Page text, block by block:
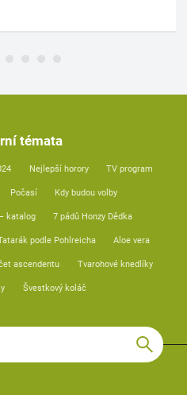
témata
Nejlepší horory TV program
Počasí Kdy budou volby
katalog 7 pádů Honzy Dědka
podle Pohlreicha Aloe vera
ascendentu Tvarohové knedlíky
Švestkový koláč